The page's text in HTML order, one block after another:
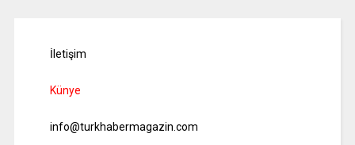
İletişim
Künye
info@turkhabermagazin.com